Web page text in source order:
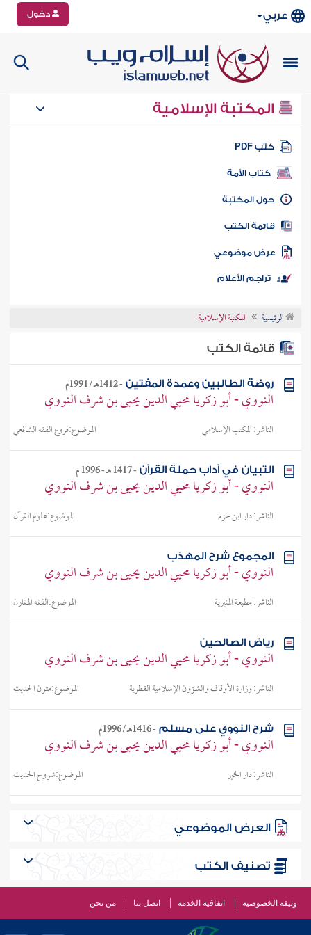
عربي دخول
المكتبة الإسلامية
كتب PDF
كتاب الأمة
المكتبة
الكتب
موضوعي
تراجم الأعلام
الرئيسية المكتبة الإسلامية
قائمة الكتب
روضة الطالبين وعمدة المفتين -1412هـ / 1991م
النووي - أبو زكريا محيي الدين يحيى بن شرف النووي
الموضوع:فروع الفقه الشافعي الناشر:المكتب الإسلامي
التبيان في آداب حملة القرآن -1417 هـ - 1996 م
النووي - أبو زكريا محيي الدين يحيى بن شرف النووي
الموضوع:علوم القرآن الناشر:دار ابن حزم
المجموع شرح المهذب
النووي - أبو زكريا محيي الدين يحيى بن شرف النووي
الموضوع:الفقه المقارن الناشر:مطبعة المنيرية
رياض الصالحين
النووي - أبو زكريا محيي الدين يحيى بن شرف النووي
الموضوع:متون الحديث الناشر:وزارة الأوقاف والشؤون الإسلامية القطرية
شرح النووي على مسلم -1416هـ / 1996م
النووي - أبو زكريا محيي الدين يحيى بن شرف النووي
الموضوع:شروح الحديث الناشر:دار الخير
العرض الموضوعي
تصنيف الكتب
وثيقة الخصوصية اتفاقية الخدمة اتصل بنا من نحن